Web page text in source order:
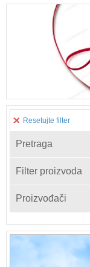
Resetujte filter
Pretraga
Filter proizvoda
Proizvođači